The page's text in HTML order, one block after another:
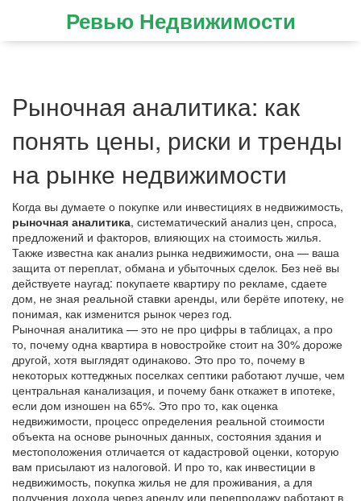
Ревью Недвижимости
Рыночная аналитика: как
понять цены, риски и тренды
на рынке недвижимости
Когда вы думаете о покупке или инвестициях в недвижимость,
рыночная аналитика, систематический анализ цен, спроса,
предложений и факторов, влияющих на стоимость жилья.
Также известна как анализ рынка недвижимости, она — ваша
защита от переплат, обмана и убыточных сделок. Без неё вы
действуете наугад: покупаете квартиру по рекламе, сдаете
дом, не зная реальной ставки аренды, или берёте ипотеку, не
понимая, как изменится рынок через год.
Рыночная аналитика — это не про цифры в таблицах, а про
то, почему одна квартира в новостройке стоит на 30% дороже
другой, хотя выглядят одинаково. Это про то, почему в
некоторых коттеджных поселках септики работают лучше, чем
центральная канализация, и почему банк откажет в ипотеке,
если дом изношен на 65%. Это про то, как оценка
недвижимости, процесс определения реальной стоимости
объекта на основе рыночных данных, состояния здания и
местоположения отличается от кадастровой оценки, которую
вам присылают из налоговой. И про то, как инвестиции в
недвижимость, покупка жилья не для проживания, а для
получения дохода через аренду или перепродажу работают в